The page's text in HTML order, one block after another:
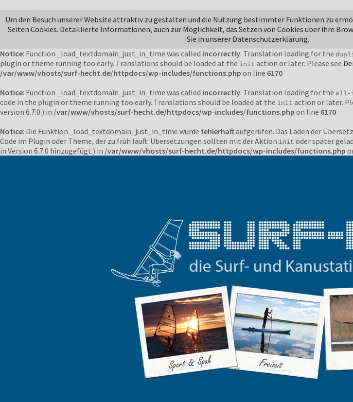
Notice : Function _load_textdomain_just_in_time was called incorrectly . Translation loading for the
or theme running too early. Translations should be loaded at the init action or later. Please see
/var/www/vhosts/surf-hecht.de/httpdocs/wp-includes/functions.phpon line6170
Notice: Function _load_textdomain_just_in_time was called incorrectly. Translation loading for the
plugin or theme running too early. Translations should be loaded at the init action or later. Please see
/var/www/vhosts/surf-hecht.de/httpdocs/wp-includes/functions.php on line 6170
Notice: Function _load_textdomain_just_in_time was called incorrectly. Translation loading for the all-
code in the plugin or theme running too early. Translations should be loaded at the init action or later.
version 6.7.0.) in /var/www/vhosts/surf-hecht.de/httpdocs/wp-includes/functions.php on line 6170
Notice: Die Funktion _load_textdomain_just_in_time wurde fehlerhaftaufgerufen. Das Laden der
Code im Plugin oder Theme, der zu früh läuft. Übersetzungen sollten mit der Aktion init oder später
in Version 6.7.0 hinzugefügt.) in /var/www/vhosts/surf-hecht.de/httpdocs/wp-includes/functions.php
Um den Besuch unserer Website attraktiv zu gestalten und die Nutzung bestimmter Funktionen zu
Seiten Cookies. Detaillierte Informationen, auch zur Möglichkeit, das Setzen von Cookies über ihre
Sie in unserer Datenschutzerklärung.